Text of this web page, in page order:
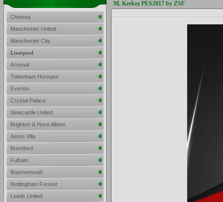
M. Kerkez PES2017 by ZSF
Chelsea
Manchester United
Manchester City
Liverpool
Arsenal
Tottenham Hortspur
Everton
Crystal Palace
Newcastle United
Brighton & Hove Albion
Aston Villa
Brentford
Fulham
Bournemouth
Nottingham Forrest
Leeds United